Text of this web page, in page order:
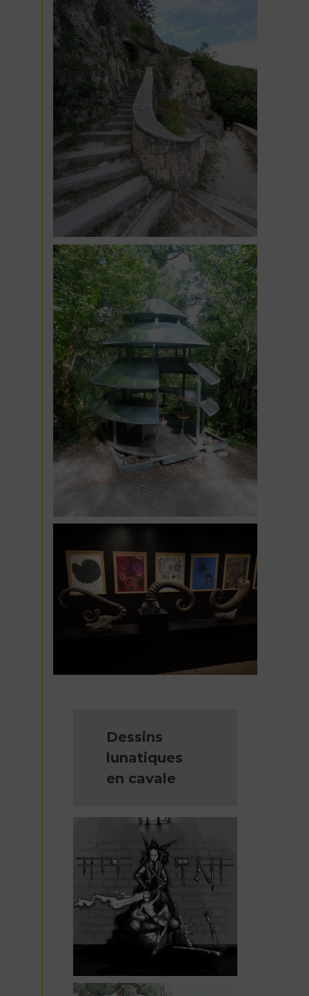
Dessins
lunatiques
en cavale